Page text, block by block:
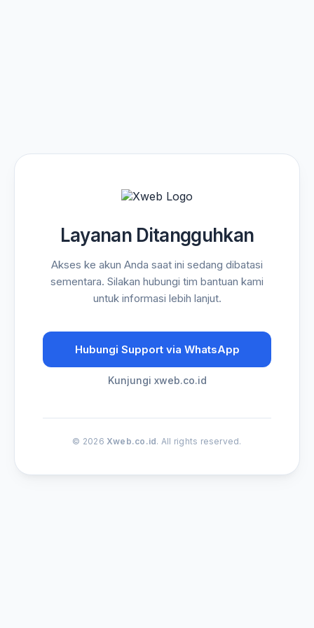
Layanan Ditangguhkan
Akses ke akun Anda saat ini sedang dibatasi
sementara. Silakan hubungi tim bantuan kami
untuk informasi lebih lanjut.
Hubungi Support via WhatsApp
Kunjungi xweb.co.id
© 2026 Xweb.co.id. All rights reserved.